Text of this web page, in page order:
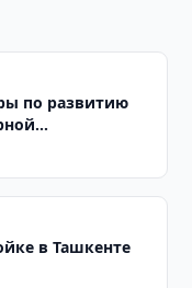
по развитию
в Ташкенте